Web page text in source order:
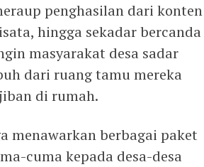
penghasilan dari konten
hingga sekadar bercanda
masyarakat desa sadar
dari ruang tamu mereka
di rumah.
menawarkan berbagai paket
cuma kepada desa-desa